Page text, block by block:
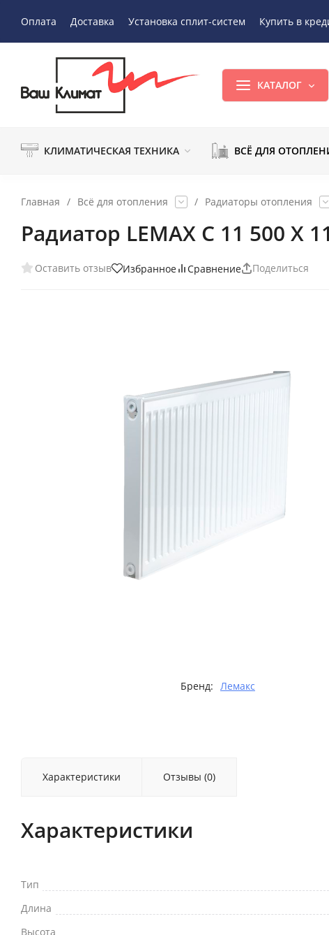
Оплата Доставка Установка сплит-систем Купить в
КАТАЛОГ
КЛИМАТИЧЕСКАЯ ТЕХНИКА ВСЁ ДЛЯ
Главная / Всё для отопления / Радиаторы отопления
Радиатор LEMAX C 11 500 X
Оставить отзыв Избранное Сравнение Поделиться
Бренд: Лемакс
Характеристики Отзывы (0)
Характеристики
Тип
Длина
Высота